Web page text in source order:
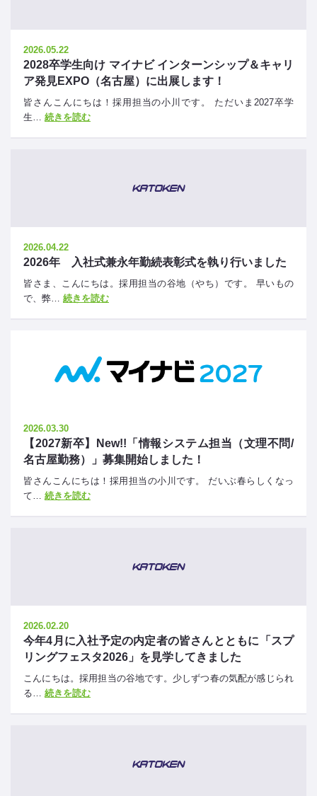
2026.05.22
2028卒学生向け マイナビ インターンシップ＆キャリ
ア発見EXPO（名古屋）に出展します！
皆さんこんにちは！採用担当の小川です。 ただいま2027卒学
生… 続きを読む
2026.04.22
2026年 入社式兼永年勤続表彰式を執り行いました
皆さま、こんにちは。採用担当の谷地（やち）です。 早いもの
で、弊… 続きを読む
2026.03.30
【2027新卒】New!!「情報システム担当（文理不問/
名古屋勤務）」募集開始しました！
皆さんこんにちは！採用担当の小川です。 だいぶ春らしくなっ
て… 続きを読む
2026.02.20
今年4月に入社予定の内定者の皆さんとともに「スプ
リングフェスタ2026」を見学してきました
こんにちは。採用担当の谷地です。少しずつ春の気配が感じられ
る… 続きを読む